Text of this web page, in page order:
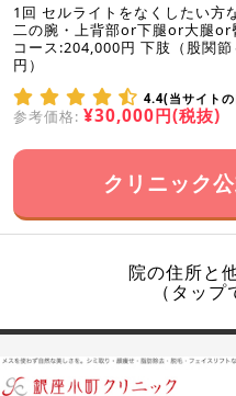
1回 セルライトをなくしたい
二の腕・上背部or下腿or大腿or
コース:204,000円 下肢（股関
円）
4.4(当サイト
参考価格: ¥30,000円(税抜)
クリニック
院の住所と
（タップ